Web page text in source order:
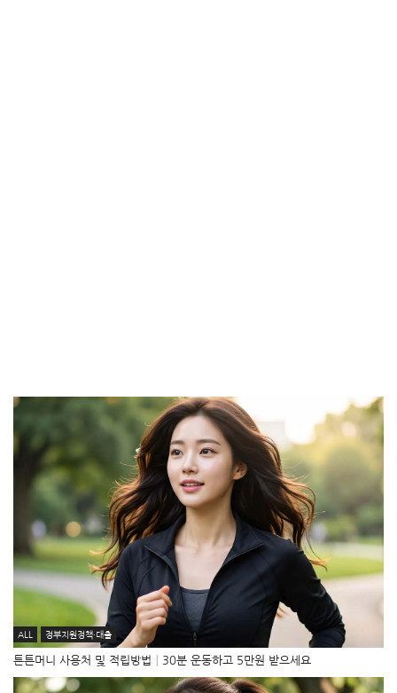
ALL 정부지원정책·대출
튼튼머니 사용처 및 적립방법│30분 운동하고 5만원 받으세요